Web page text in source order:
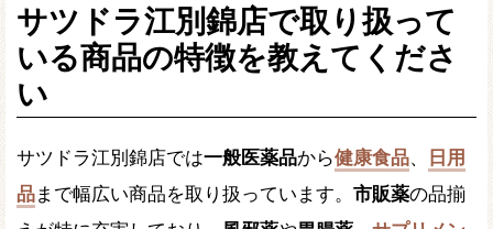
サツドラ江別錦店で取り扱って
いる商品の特徴を教えてくださ
い
サツドラ江別錦店では一般医薬品から健康食品、
日用
品まで幅広い商品を取り扱っています。 市販薬の品揃